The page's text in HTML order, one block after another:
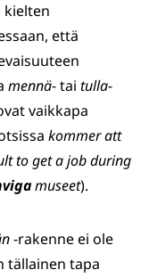
kielten
että
mennä- tai tulla-
vaikkapa
kommer att
to get a job during
museet).
-rakenne ei ole
tällainen tapa